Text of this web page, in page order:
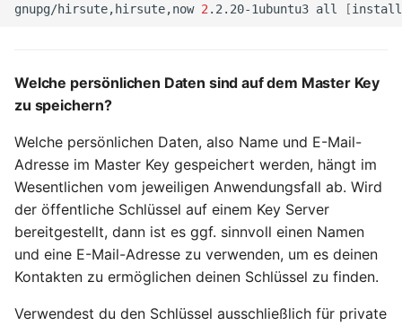
gnupg/hirsute,hirsute,now 2 .2.20-1ubuntu3 all [
Welche persönlichen Daten sind auf dem Master Key
zu speichern?
Welche persönlichen Daten, also Name und E-Mail-
Adresse im Master Key gespeichert werden, hängt im
Wesentlichen vom jeweiligen Anwendungsfall ab. Wird
der öffentliche Schlüssel auf einem Key Server
bereitgestellt, dann ist es ggf. sinnvoll einen Namen
und eine E-Mail-Adresse zu verwenden, um es deinen
Kontakten zu ermöglichen deinen Schlüssel zu finden.
Verwendest du den Schlüssel ausschließlich für private